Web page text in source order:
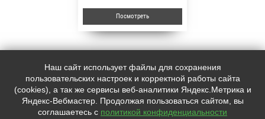
Посмотреть
Наш адрес:
Санкт-Петербург, Промышленная
улица, 19
Контакты:
+7 (812) 702-39-13
Наш сайт использует файлы для сохранения
пользовательских настроек и корректной работы сайта
(cookies), а так же сервисы веб-аналитики Яндекс.Метрика и
Яндекс-Вебмастер. Продолжая пользоваться сайтом, вы
соглашаетесь с политикой конфиденциальности